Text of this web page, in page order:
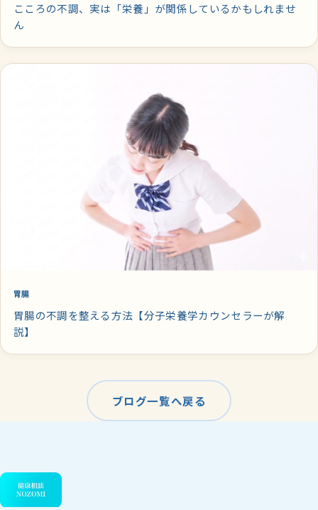
こころの不調、実は「栄養」が関係しているかもしれませ
ん
胃腸
胃腸の不調を整える方法【分子栄養学カウンセラーが解
説】
ブログ一覧へ戻る